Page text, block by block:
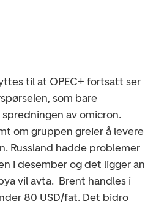
til at OPEC+ fortsatt ser
som bare
av omicron.
om gruppen greier å levere
Russland hadde problemer
i desember og det ligger an
vil avta. Brent handles i
80 USD/fat. Det bidro